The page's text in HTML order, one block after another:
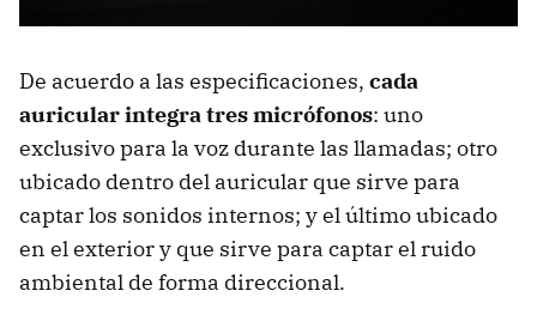
De acuerdo a las especificaciones, cada
auricular integra tres micrófonos: uno
exclusivo para la voz durante las llamadas; otro
ubicado dentro del auricular que sirve para
captar los sonidos internos; y el último ubicado
en el exterior y que sirve para captar el ruido
ambiental de forma direccional.